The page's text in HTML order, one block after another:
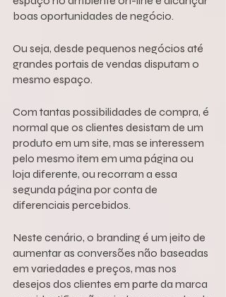
boas oportunidades de negócio.
Ou seja, desde pequenos negócios até
grandes portais de vendas disputam o
mesmo espaço.
Com tantas possibilidades de compra, é
normal que os clientes desistam de um
produto em um site, mas se interessem
pelo mesmo item em uma página ou
loja diferente, ou recorram a essa
segunda página por conta de
diferenciais percebidos.
Neste cenário, o branding é um jeito de
aumentar as conversões não baseadas
em variedades e preços, mas nos
desejos dos clientes em parte da marca